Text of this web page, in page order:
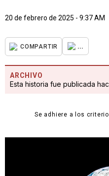
20 de febrero de 2025 - 9:37 AM
COMPARTIR ...
ARCHIVO
Esta historia fue publicada
Se adhiere a los